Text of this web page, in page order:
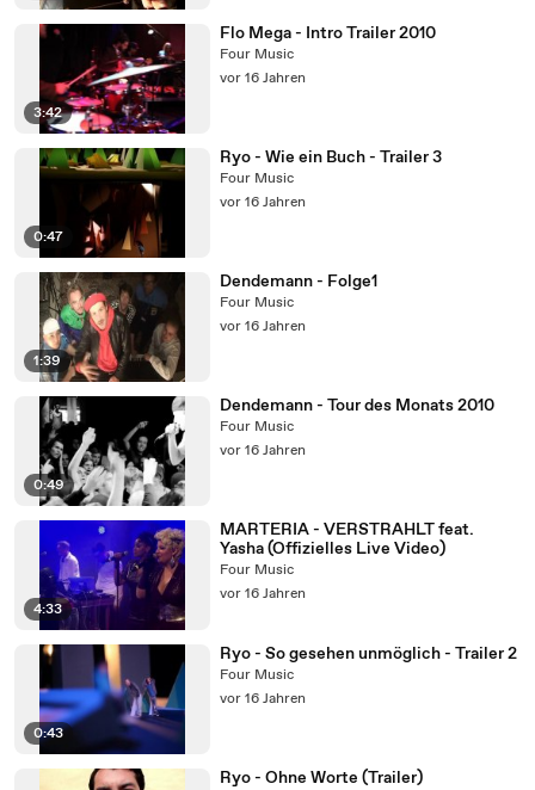
3:42
Flo Mega - Intro Trailer 2010
Four Music
vor 16 Jahren
0:47
Ryo - Wie ein Buch - Trailer 3
Four Music
vor 16 Jahren
1:39
Dendemann - Folge1
Four Music
vor 16 Jahren
0:49
Dendemann - Tour des Monats 2010
Four Music
vor 16 Jahren
4:33
MARTERIA - VERSTRAHLT feat.
Yasha (Offizielles Live Video)
Four Music
vor 16 Jahren
0:43
Ryo - So gesehen unmöglich - Trailer 2
Four Music
vor 16 Jahren
Ryo - Ohne Worte (Trailer)